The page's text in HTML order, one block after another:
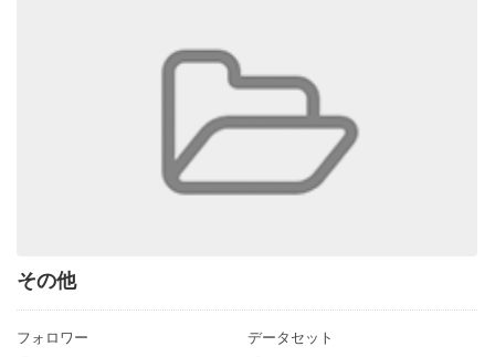
その他
フォロワー データセット